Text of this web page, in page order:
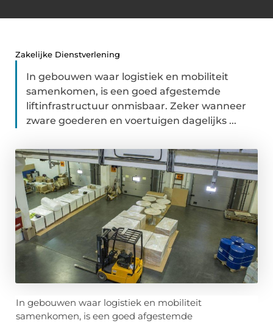
Zakelijke Dienstverlening
In gebouwen waar logistiek en mobiliteit
samenkomen, is een goed afgestemde
liftinfrastructuur onmisbaar. Zeker wanneer
zware goederen en voertuigen dagelijks ...
In gebouwen waar logistiek en mobiliteit
samenkomen, is een goed afgestemde